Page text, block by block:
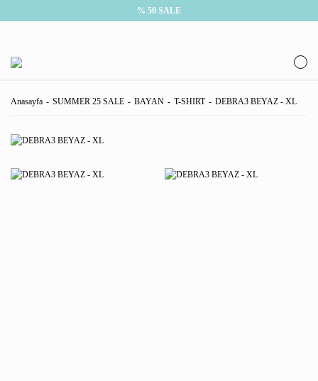
% 50 SALE
Anasayfa SUMMER 25 SALE BAYAN T-SHIRT DEBRA3 BEYAZ - XL